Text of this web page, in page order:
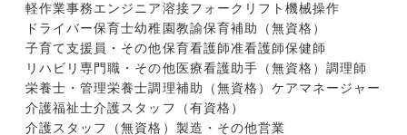
軽作業事務エンジニア溶接フォークリフト 機械操作
ドライバー保育士幼稚園教諭保育補助（無資格）
子育て支援員・その他保育看護師准看護師保健師
リハビリ専門職・その他医療看護助手（無資格）調理師
栄養士・管理栄養士調理補助（無資格） ケアマネージャー
介護福祉士介護スタッフ（有資格）
介護スタッフ（無資格） 製造・その他営業